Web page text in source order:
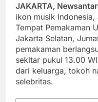
JAKARTA,
ikon musik
Tempat Pemakaman
Jakarta Selatan,
pemakaman
sekitar pukul 13.00
dari keluarga, tokoh
selebritas.